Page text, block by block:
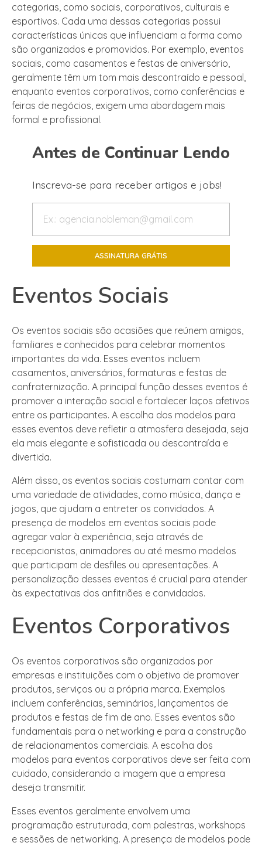
categorias, como sociais, corporativos, culturais e
esportivos. Cada uma dessas categorias possui
características únicas que influenciam a forma como
são organizados e promovidos. Por exemplo, eventos
sociais, como casamentos e festas de aniversário,
geralmente têm um tom mais descontraído e pessoal,
enquanto eventos corporativos, como conferências e
feiras de negócios, exigem uma abordagem mais
formal e profissional.
Antes de Continuar Lendo
Inscreva-se para receber artigos e jobs!
Eventos Sociais
Os eventos sociais são ocasiões que reúnem amigos,
familiares e conhecidos para celebrar momentos
importantes da vida. Esses eventos incluem
casamentos, aniversários, formaturas e festas de
confraternização. A principal função desses eventos é
promover a interação social e fortalecer laços afetivos
entre os participantes. A escolha dos modelos para
esses eventos deve refletir a atmosfera desejada, seja
ela mais elegante e sofisticada ou descontraída e
divertida.
Além disso, os eventos sociais costumam contar com
uma variedade de atividades, como música, dança e
jogos, que ajudam a entreter os convidados. A
presença de modelos em eventos sociais pode
agregar valor à experiência, seja através de
recepcionistas, animadores ou até mesmo modelos
que participam de desfiles ou apresentações. A
personalização desses eventos é crucial para atender
às expectativas dos anfitriões e convidados.
Eventos Corporativos
Os eventos corporativos são organizados por
empresas e instituições com o objetivo de promover
produtos, serviços ou a própria marca. Exemplos
incluem conferências, seminários, lançamentos de
produtos e festas de fim de ano. Esses eventos são
fundamentais para o networking e para a construção
de relacionamentos comerciais. A escolha dos
modelos para eventos corporativos deve ser feita com
cuidado, considerando a imagem que a empresa
deseja transmitir.
Esses eventos geralmente envolvem uma
programação estruturada, com palestras, workshops
e sessões de networking. A presença de modelos pode